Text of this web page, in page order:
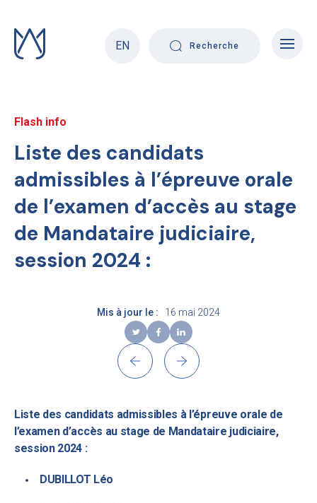
content
EN
Recherche
Flash info
Liste des candidats
admissibles à l’épreuve orale
de l’examen d’accès au stage
de Mandataire judiciaire,
session 2024 :
Mis à jour le : 16 mai 2024
Liste des candidats admissibles à l’épreuve orale de
l’examen d’accès au stage de Mandataire judiciaire,
session 2024 :
DUBILLOT Léo